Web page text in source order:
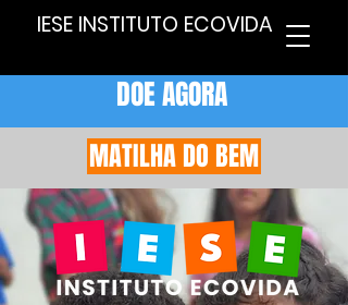
IESE INSTITUTO ECOVIDA
DOE AGORA
MATILHA DO BEM